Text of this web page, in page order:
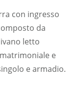
con ingresso
da
letto
e
e armadio.